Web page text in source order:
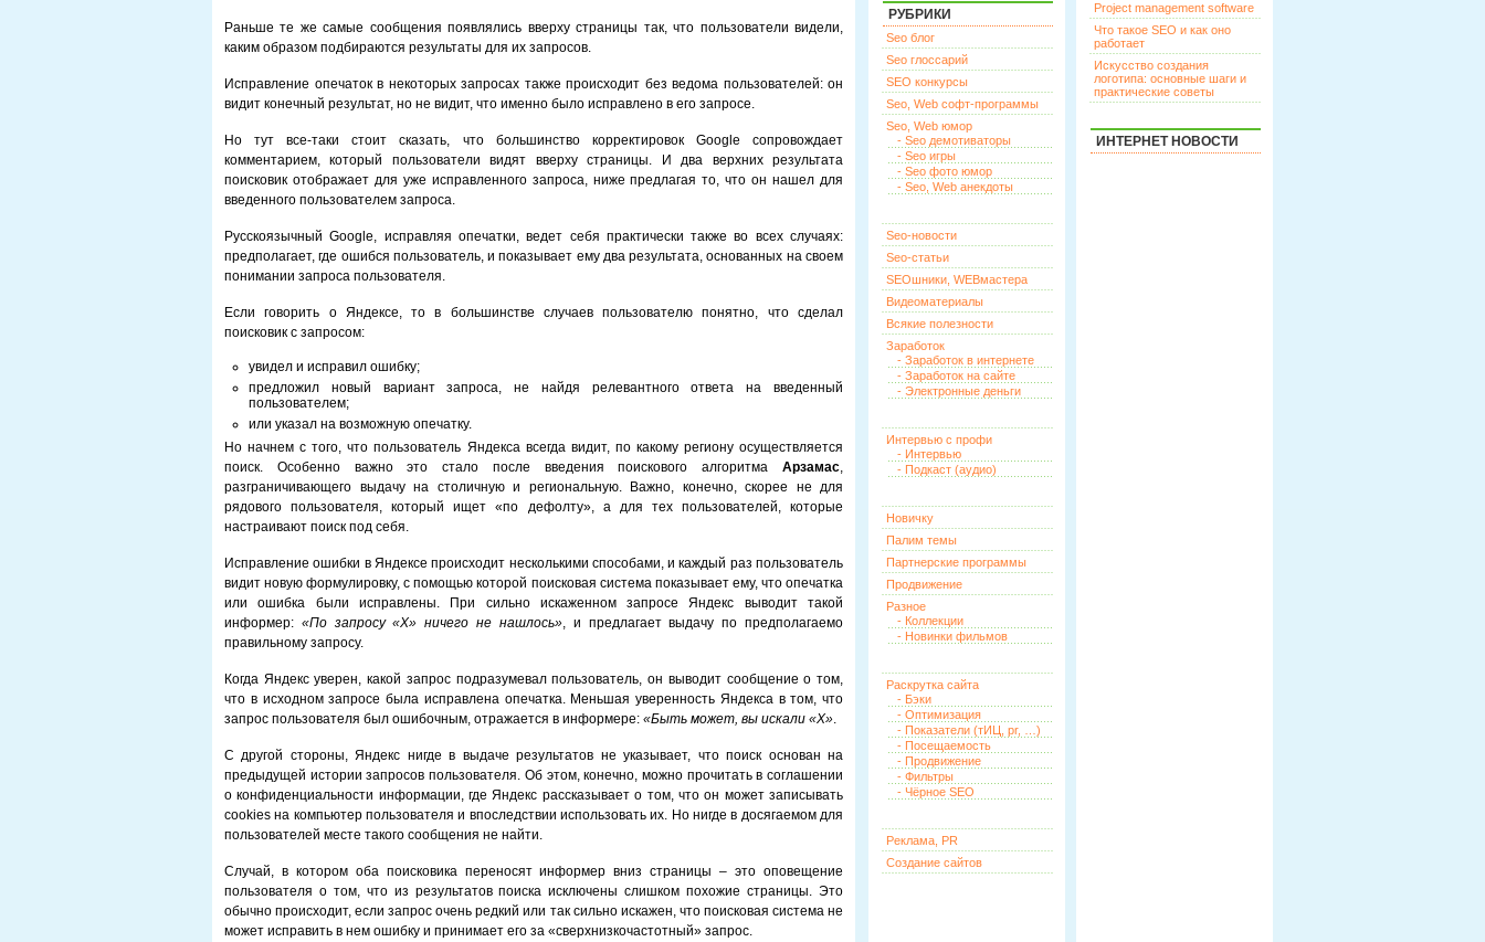
Раньше те же самые сообщения появлялись вверху страницы так, что пользователи видели,
каким образом подбираются результаты для их запросов.
Исправление опечаток в некоторых запросах также происходит без ведома пользователей: он
видит конечный результат, но не видит, что именно было исправлено в его запросе.
Но тут все-таки стоит сказать, что большинство корректировок Google сопровождает
комментарием, который пользователи видят вверху страницы. И два верхних результата
поисковик отображает для уже исправленного запроса, ниже предлагая то, что он нашел для
введенного пользователем запроса.
Русскоязычный Google, исправляя опечатки, ведет себя практически также во всех случаях:
предполагает, где ошибся пользователь, и показывает ему два результата, основанных на своем
понимании запроса пользователя.
Если говорить о Яндексе, то в большинстве случаев пользователю понятно, что сделал
поисковик с запросом:
увидел и исправил ошибку;
предложил новый вариант запроса, не найдя релевантного ответа на введенный
пользователем;
или указал на возможную опечатку.
Но начнем с того, что пользователь Яндекса всегда видит, по какому региону осуществляется
поиск. Особенно важно это стало после введения поискового алгоритма Арзамас,
разграничивающего выдачу на столичную и региональную. Важно, конечно, скорее не для
рядового пользователя, который ищет «по дефолту», а для тех пользователей, которые
настраивают поиск под себя.
Исправление ошибки в Яндексе происходит несколькими способами, и каждый раз пользователь
видит новую формулировку, с помощью которой поисковая система показывает ему, что опечатка
или ошибка были исправлены. При сильно искаженном запросе Яндекс выводит такой
информер: «По запросу «X» ничего не нашлось», и предлагает выдачу по предполагаемо
правильному запросу.
Когда Яндекс уверен, какой запрос подразумевал пользователь, он выводит сообщение о том,
что в исходном запросе была исправлена опечатка. Меньшая уверенность Яндекса в том, что
запрос пользователя был ошибочным, отражается в информере: «Быть может, вы искали «X».
С другой стороны, Яндекс нигде в выдаче результатов не указывает, что поиск основан на
предыдущей истории запросов пользователя. Об этом, конечно, можно прочитать в соглашении
о конфиденциальности информации, где Яндекс рассказывает о том, что он может записывать
cookies на компьютер пользователя и впоследствии использовать их. Но нигде в досягаемом для
пользователей месте такого сообщения не найти.
Случай, в котором оба поисковика переносят информер вниз страницы – это оповещение
пользователя о том, что из результатов поиска исключены слишком похожие страницы. Это
обычно происходит, если запрос очень редкий или так сильно искажен, что поисковая система не
может исправить в нем ошибку и принимает его за «сверхнизкочастотный» запрос.
РУБРИКИ
Seo блог
Seo глоссарий
SEO конкурсы
Seo, Web софт-программы
Seo, Web юмор
- Seo демотиваторы
- Seo игры
- Seo фото юмор
- Seo, Web анекдоты
Seo-новости
Seo-статьи
SEOшники, WEBмастера
Видеоматериалы
Всякие полезности
Заработок
- Заработок в интернете
- Заработок на сайте
- Электронные деньги
Интервью с профи
- Интервью
- Подкаст (аудио)
Новичку
Палим темы
Партнерские программы
Продвижение
Разное
- Коллекции
- Новинки фильмов
Раскрутка сайта
- Бэки
- Оптимизация
- Показатели (тИЦ, pr, …)
- Посещаемость
- Продвижение
- Фильтры
- Чёрное SEO
Реклама, PR
Создание сайтов
Project management software
Что такое SEO и как оно
работает
Искусство создания
логотипа: основные шаги и
практические советы
ИНТЕРНЕТ НОВОСТИ